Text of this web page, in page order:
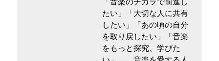
たい」「大切な人に共有
したい」「あの頃の自分
を取り戻したい」「音楽
をもっと探究、学びた